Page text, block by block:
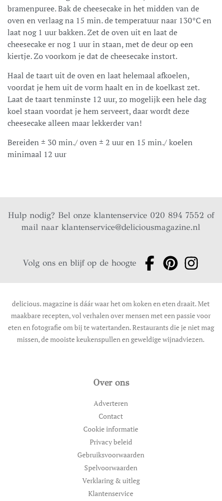
bramenpuree. Bak de cheesecake in het midden van de
oven en verlaag na 15 min. de temperatuur naar 130°C en
laat nog 1 uur bakken. Zet de oven uit en laat de
cheesecake er nog 1 uur in staan, met de deur op een
kiertje. Zo voorkom je dat de cheesecake instort.
Haal de taart uit de oven en laat helemaal afkoelen,
voordat je hem uit de vorm haalt en in de koelkast zet.
Laat de taart tenminste 12 uur, zo mogelijk een hele dag
koel staan voordat je hem serveert, daar wordt deze
cheesecake alleen maar lekkerder van!
Bereiden ± 30 min./ oven ± 2 uur en 15 min./ koelen
minimaal 12 uur
Hulp nodig? Bel onze klantenservice 020 894 7552 of
mail naarklantenservice@deliciousmagazine.nl
Volg ons en blijf op de hoogte
delicious. magazine is dáár waar het om koken en eten draait. Met
maakbare recepten, vol verhalen over mensen met een passie voor
eten en fotografie om bij te watertanden. Restaurants die je niet mag
missen, de mooiste keukenspullen en geweldige wijnadviezen.
Over ons
Adverteren
Contact
Cookie informatie
Privacy beleid
Gebruiksvoorwaarden
Spelvoorwaarden
Verklaring & uitleg
Klantenservice